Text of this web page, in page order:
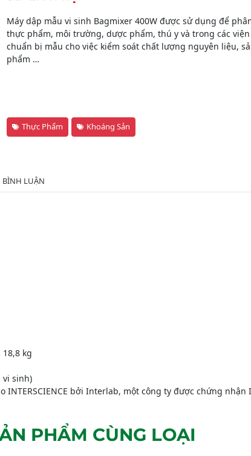
Máy dập mẫu vi sinh Bagmixer 400W được sử dụng để
thực phẩm, môi trường, dược phẩm, thú y và trong các
chuẩn bị mẫu cho việc kiểm soát chất lượng nguyên liệu,
phẩm …
Thực Phẩm Khoáng Sản
BÌNH LUẬN
kg
vi sinh)
INTERSCIENCE bởi Interlab, một công ty được chứng nhận
PHẨM CÙNG LOẠI